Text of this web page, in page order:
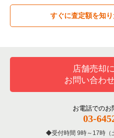
居酒屋・ダイニングバーの居抜
洋食の居抜き売却物件の案件一
その他の居抜き売却物件の案件一
吹田市の飲食店の居抜き売却物
大阪市東住吉区の飲食店の居抜
門真市の飲食店の居抜き売却物
大阪府のお弁当・惣菜・デリの
大阪府のバーの居抜き売却物件
大阪府の居酒屋・ダイニングバ
大阪府の和食の居抜き売却物件
大阪府の洋食の居抜き売却物件
大阪市西区の和食の居抜き売却
大阪市西区の洋食の居抜き売却
すぐに査定額を知
店舗売却
お問い合わ
お電話でのお
03-
受付時間 9時～17時（